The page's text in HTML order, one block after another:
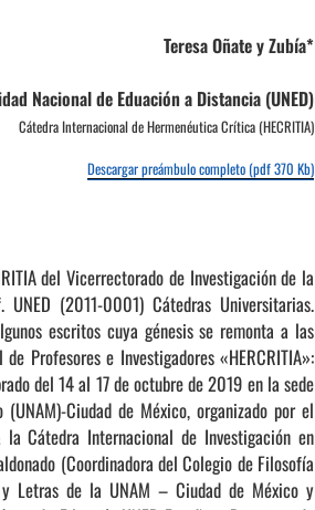
Teresa Oñate y Zubía*
Nacional de Eduación a Distancia (UNED)
Cátedra Internacional de Hermenéutica Crítica (HECRITIA)
Descargar preámbulo completo (pdf 370 Kb)
del Vicerrectorado de Investigación de la
UNED (2011-0001) Cátedras Universitarias.
escritos cuya génesis se remonta a las
Profesores e Investigadores «HERCRITIA»:
del 14 al 17 de octubre de 2019 en la sede
Ciudad de México, organizado por el
Cátedra Internacional de Investigación en
(Coordinadora del Colegio de Filosofía
Letras de la UNAM – Ciudad de México y